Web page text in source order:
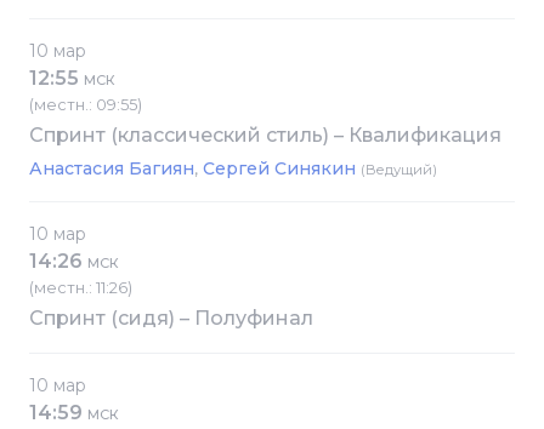
10 мар
12:55 МСК
(местн.: 09:55)
Спринт (классический стиль) – Квалификация
Анастасия Багиян Сергей Синякин (Ведущий)
10 мар
14:26 МСК
(местн.: 11:26)
Спринт (сидя) – Полуфинал
10 мар
14:59 МСК